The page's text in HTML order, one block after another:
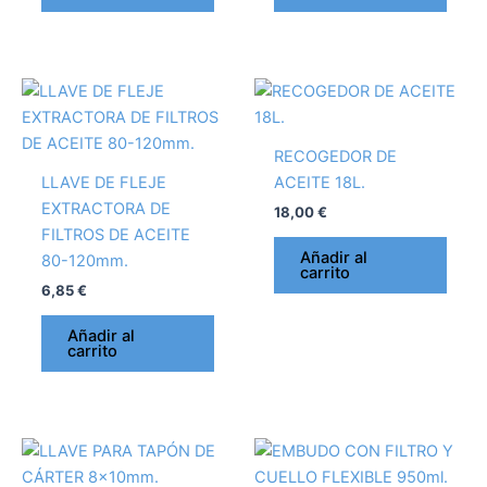
LLAVE DE FLEJE
EXTRACTORA DE
FILTROS DE ACEITE
80-120mm.
6,85€
Añadir al
carrito
RECOGEDOR DE
ACEITE 18L.
18,00€
Añadir al
carrito